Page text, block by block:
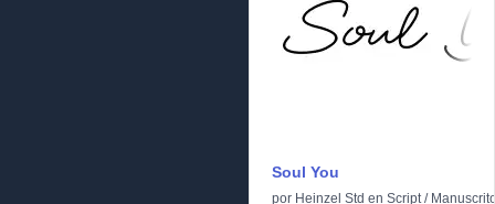
Soul You
por Heinzel Std en Script/